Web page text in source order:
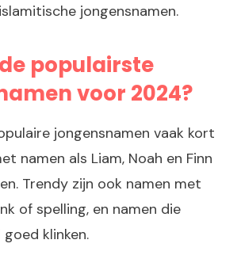
jongensnamen.
populairste
voor 2024?
jongensnamen vaak kort
namen als Liam, Noah en Finn
Trendy zijn ook namen met
of spelling, en namen die
klinken.